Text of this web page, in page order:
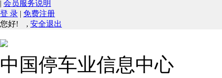
| 会员服务说明
登 录 | 免费注册
您好!
, 安全退出
中国停车业信息中心